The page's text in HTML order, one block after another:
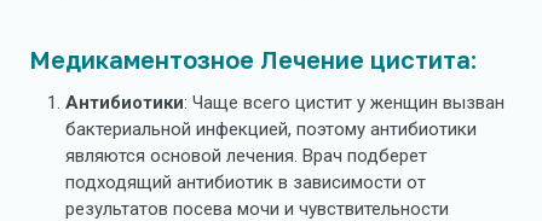
Медикаментозное Лечение цистита:
Антибиотики: Чаще всего цистит у женщин вызван
бактериальной инфекцией, поэтому антибиотики
являются основой лечения. Врач подберет
подходящий антибиотик в зависимости от
результатов посева мочи и чувствительности